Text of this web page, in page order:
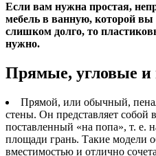
Если вам нужна простая,
мебель в ванную, которой вы
слишком долго, то
нужно.
Прямые, угловые и
Прямой, или обычный,
стены. Он представляет собой
поставленный «на попа», т. е.
площади грань. Такие модели
вместимостью и отлично